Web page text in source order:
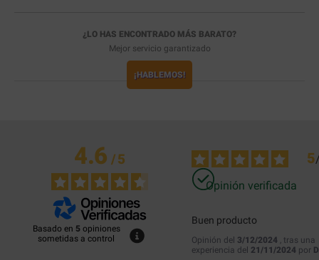
¿LO HAS ENCONTRADO MÁS BARATO?
Mejor servicio garantizado
¡HABLEMOS!
4.6/5
Basado en 5 opiniones
sometidas a control
5
Opinión verificada
Buen producto
Opinión del 3/12/2024 , tras una
experiencia del 21/11/2024 por